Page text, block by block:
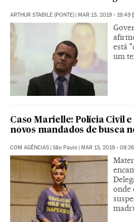
ARTHUR STABILE (PONTE) | MAR 13, 2019 - 19:49
está
um
Caso Marielle: Polícia Civil
novos mandados de busca
COM AGÊNCIAS | São Paulo | MAR 13, 2019 - 08:26
onde